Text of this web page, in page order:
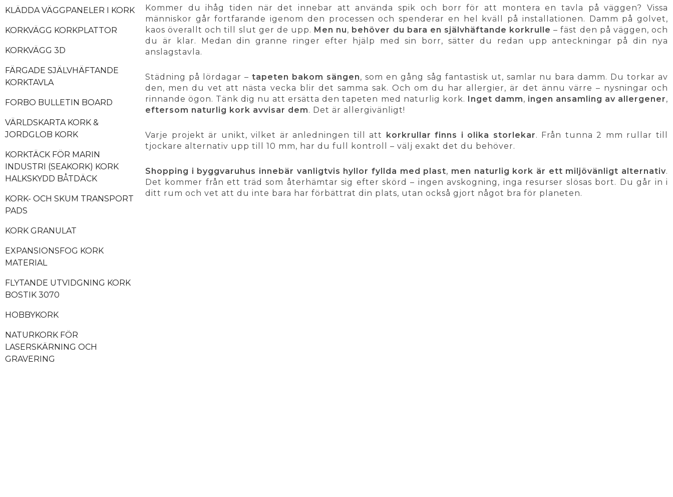
KLÄDDA VÄGGPANELER I KORK
KORKVÄGG KORKPLATTOR
KORKVÄGG 3D
FÄRGADE SJÄLVHÄFTANDE
KORKTAVLA
FORBO BULLETIN BOARD
VÄRLDSKARTA KORK &
JORDGLOB KORK
KORKTÄCK FÖR MARIN
INDUSTRI (SEAKORK) KORK
HALKSKYDD BÅTDÄCK
KORK- OCH SKUM TRANSPORT
PADS
KORK GRANULAT
EXPANSIONSFOG KORK
MATERIAL
FLYTANDE UTVIDGNING KORK
BOSTIK 3070
HOBBYKORK
NATURKORK FÖR
LASERSKÄRNING OCH
GRAVERING
Kommer du ihåg tiden när det innebar att använda spik och borr för att montera en tavla på väggen? Vissa
människor går fortfarande igenom den processen och spenderar en hel kväll på installationen. Damm på golvet,
kaos överallt och till slut ger de upp. Men nu, behöver du bara en självhäftande korkrulle – fäst den på väggen, och
du är klar. Medan din granne ringer efter hjälp med sin borr, sätter du redan upp anteckningar på din nya
anslagstavla.
Städning på lördagar –tapeten bakom sängen, som en gång såg fantastisk ut, samlar nu bara damm. Du torkar av
den, men du vet att nästa vecka blir det samma sak. Och om du har allergier, är det ännu värre – nysningar och
rinnande ögon. Tänk dig nu att ersätta den tapeten med naturlig kork.
Inget damm, ingen ansamling av allergener,
eftersom naturlig kork avvisar dem. Det är allergivänligt!
Varje projekt är unikt, vilket är anledningen till att korkrullar finns i olika storlekar. Från tunna 2 mm rullar till
tjockare alternativ upp till 10 mm, har du full kontroll – välj exakt det du behöver.
Shopping i byggvaruhus innebär vanligtvis hyllor fyllda med plast, men naturlig kork är ett miljövänligt alternativ.
Det kommer från ett träd som återhämtar sig efter skörd – ingen avskogning, inga resurser slösas bort. Du går in i
ditt rum och vet att du inte bara har förbättrat din plats, utan också gjort något bra för planeten.